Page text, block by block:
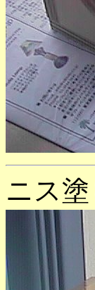
ニス塗